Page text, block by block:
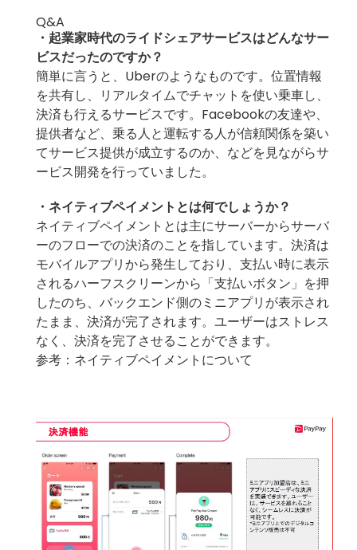
Q&A
・起業家時代のライドシェアサービスはどんなサー
ビスだったのですか？
簡単に言うと、Uberのようなものです。位置情報
を共有し、リアルタイムでチャットを使い乗車し、
決済も行えるサービスです。Facebookの友達や、
提供者など、乗る人と運転する人が信頼関係を築い
てサービス提供が成立するのか、などを見ながらサ
ービス開発を行っていました。
・ネイティブペイメントとは何でしょうか？
ネイティブペイメントとは主にサーバーからサーバ
ーのフローでの決済のことを指しています。決済は
モバイルアプリから発生しており、支払い時に表示
されるハーフスクリーンから「支払いボタン」を押
したのち、バックエンド側のミニアプリが表示され
たまま、決済が完了されます。ユーザーはストレス
なく、決済を完了させることができます。
参考：ネイティブペイメントについて